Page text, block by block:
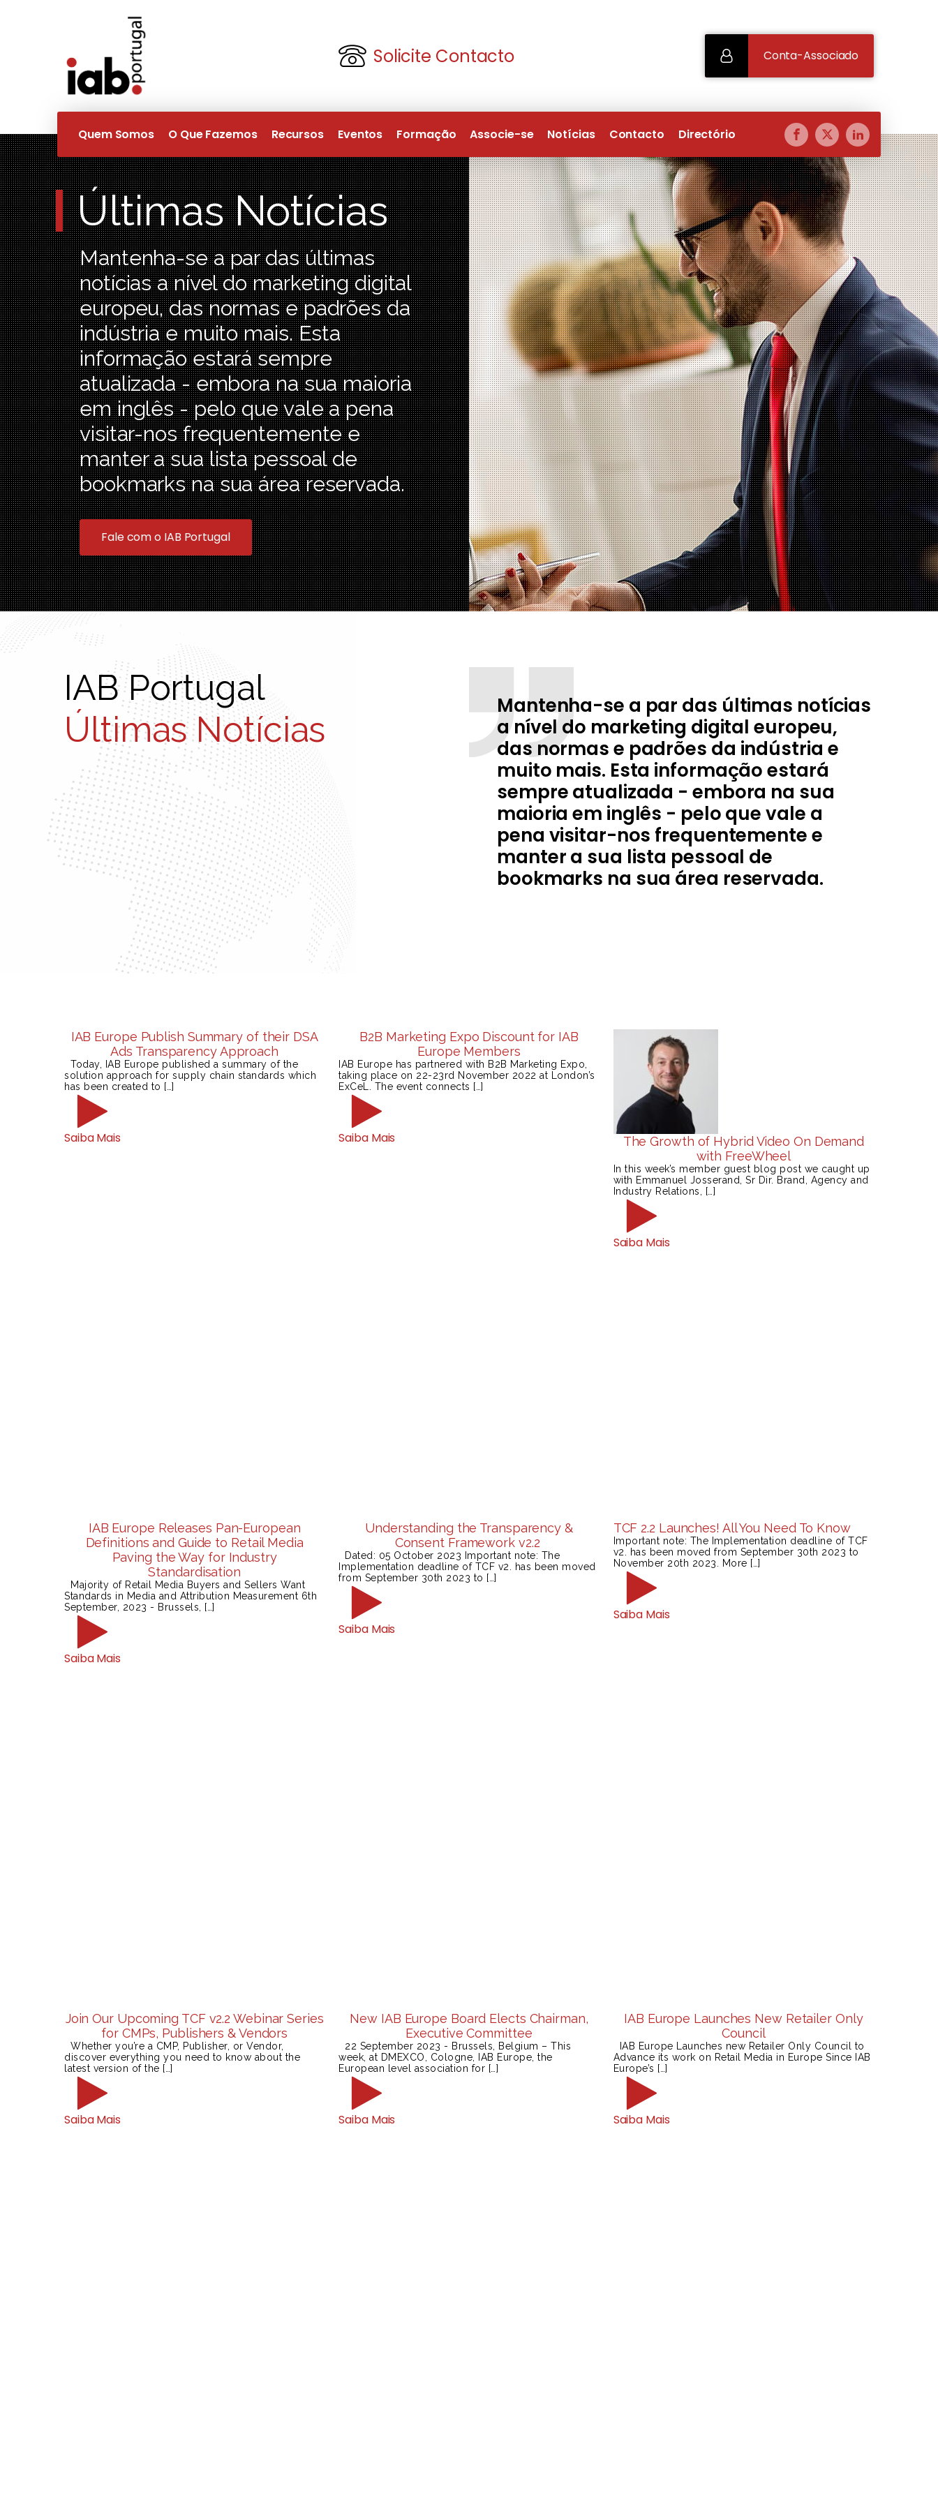
Solicite Contacto Conta-Associado
Quem Somos O Que Fazemos Recursos Eventos Formação Associe-se Notícias Contacto Directório
Últimas Notícias
Mantenha-se a par das últimas
notícias a nível do marketing digital
europeu, das normas e padrões da
indústria e muito mais. Esta
informação estará sempre
atualizada - embora na sua maioria
em inglês - pelo que vale a pena
visitar-nos frequentemente e
manter a sua lista pessoal de
bookmarks na sua área reservada.
Fale com o IAB Portugal
IAB Portugal
Últimas Notícias
Mantenha-se a par das últimas notícias
a nível do marketing digital europeu,
das normas e padrões da indústria e
muito mais. Esta informação estará
sempre atualizada - embora na sua
maioria em inglês - pelo que vale a
pena visitar-nos frequentemente e
manter a sua lista pessoal de
bookmarks na sua área reservada.
IAB Europe Publish Summary of their DSA
Ads Transparency Approach
Today, IAB Europe published a summary of the
solution approach for supply chain standards which
has been created to […]
Saiba Mais
B2B Marketing Expo Discount for IAB
Europe Members
IAB Europe has partnered with B2B Marketing Expo,
taking place on 22-23rd November 2022 at London’s
ExCeL. The event connects […]
Saiba Mais
The Growth of Hybrid Video On Demand
with FreeWheel
In this week’s member guest blog post we caught up
with Emmanuel Josserand, Sr Dir. Brand, Agency and
Industry Relations, […]
Saiba Mais
IAB Europe Releases Pan-European
Definitions and Guide to Retail Media
Paving the Way for Industry
Standardisation
Majority of Retail Media Buyers and Sellers Want
Standards in Media and Attribution Measurement 6th
September, 2023 - Brussels, […]
Saiba Mais
Understanding the Transparency &
Consent Framework v2.2
Dated: 05 October 2023 Important note: The
Implementation deadline of TCF v2. has been moved
from September 30th 2023 to […]
Saiba Mais
TCF 2.2 Launches! All You Need To Know
Important note: The Implementation deadline of TCF
v2. has been moved from September 30th 2023 to
November 20th 2023. More […]
Saiba Mais
Join Our Upcoming TCF v2.2 Webinar Series
for CMPs, Publishers & Vendors
Whether you’re a CMP, Publisher, or Vendor,
discover everything you need to know about the
latest version of the […]
Saiba Mais
New IAB Europe Board Elects Chairman,
Executive Committee
22 September 2023 - Brussels, Belgium – This
week, at DMEXCO, Cologne, IAB Europe, the
European level association for […]
Saiba Mais
IAB Europe Launches New Retailer Only
Council
IAB Europe Launches new Retailer Only Council to
Advance its work on Retail Media in Europe Since IAB
Europe’s […]
Saiba Mais